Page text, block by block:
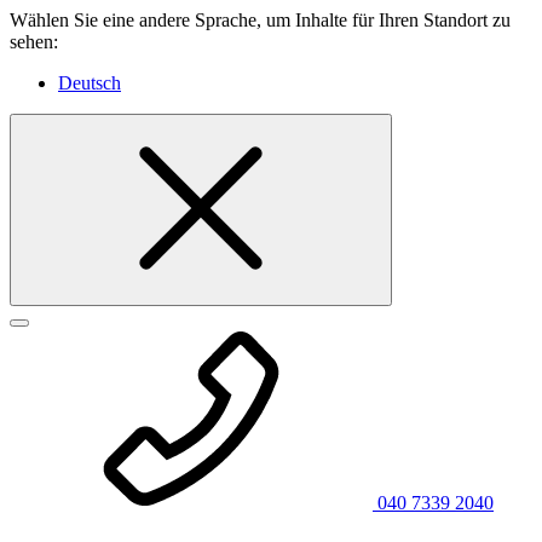
Wählen Sie eine andere Sprache, um Inhalte für Ihren Standort zu
sehen:
Deutsch
040 7339 2040